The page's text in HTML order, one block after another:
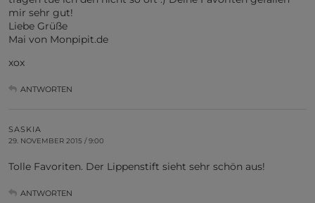
mir sehr gut!
Liebe Grüße
Mai von Monpipit.de
xox
ANTWORTEN
SASKIA
29. NOVEMBER 2015 / 9:00
Tolle Favoriten. Der Lippenstift sieht sehr schön aus!
ANTWORTEN